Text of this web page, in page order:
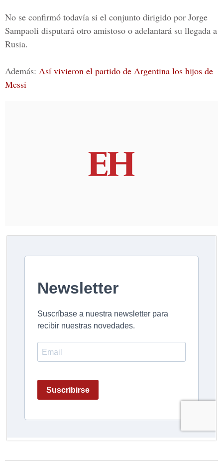
No se confirmó todavía si el conjunto dirigido por Jorge
Sampaoli disputará otro amistoso o adelantará su llegada a
Rusia.
Además: Así vivieron el partido de Argentina los hijos de
Messi